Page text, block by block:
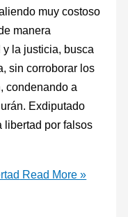
muy costoso
manera
la justicia, busca
sin corroborar los
condenando a
Exdiputado
libertad por falsos
Read More »